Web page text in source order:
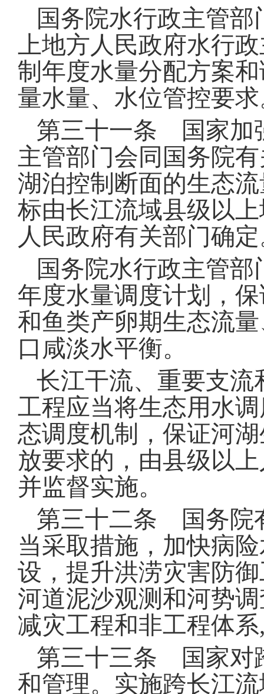
国务院水行政主管
上地方人民政府水行
制年度水量分配方案
量水量、水位管控要求
第三十一条 国家加
主管部门会同国务院
湖泊控制断面的生态
标由长江流域县级以
人民政府有关部门确定
国务院水行政主管
年度水量调度计划，
和鱼类产卵期生态流
口咸淡水平衡。
长江干流、重要支
工程应当将生态用水
态调度机制，保证河
放要求的，由县级以
并监督实施。
第三十二条 国务院
当采取措施，加快病
设，提升洪涝灾害防
河道泥沙观测和河势
减灾工程和非工程体
第三十三条 国家对
和管理。 实施跨长江